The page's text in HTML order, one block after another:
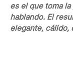
es el que toma
hablando. El
elegante, cálido,